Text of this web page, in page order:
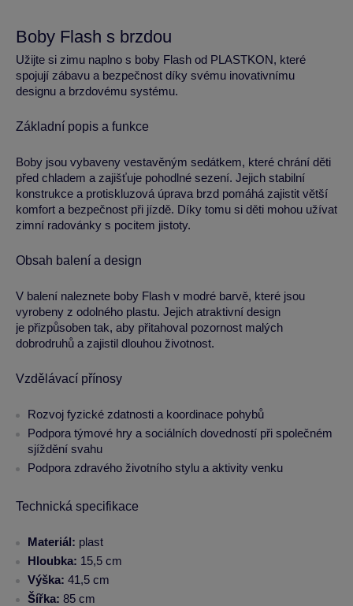
Boby Flash s brzdou
Užijte si zimu naplno s boby Flash od PLASTKON, které
spojují zábavu a bezpečnost díky svému inovativnímu
designu a brzdovému systému.
Základní popis a funkce
Boby jsou vybaveny vestavěným sedátkem, které chrání děti
před chladem a zajišťuje pohodlné sezení. Jejich stabilní
konstrukce a protiskluzová úprava brzd pomáhá zajistit větší
komfort a bezpečnost při jízdě. Díky tomu si děti mohou užívat
zimní radovánky s pocitem jistoty.
Obsah balení a design
V balení naleznete boby Flash v modré barvě, které jsou
vyrobeny z odolného plastu. Jejich atraktivní design
je přizpůsoben tak, aby přitahoval pozornost malých
dobrodruhů a zajistil dlouhou životnost.
Vzdělávací přínosy
Rozvoj fyzické zdatnosti a koordinace pohybů
Podpora týmové hry a sociálních dovedností při společném
sjíždění svahu
Podpora zdravého životního stylu a aktivity venku
Technická specifikace
Materiál: plast
Hloubka: 15,5 cm
Výška: 41,5 cm
Šířka: 85 cm